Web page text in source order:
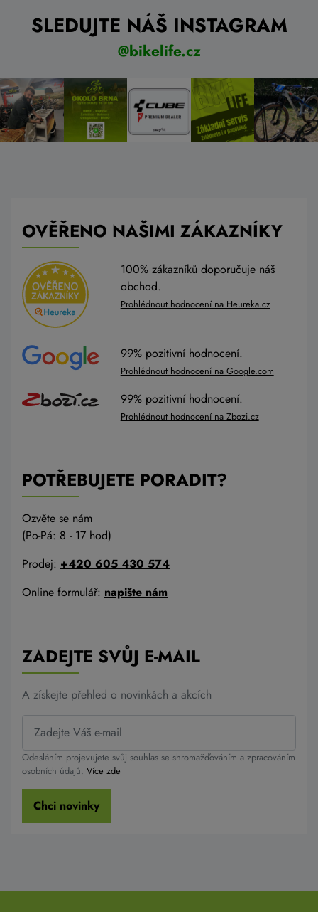
SLEDUJTE NÁŠ INSTAGRAM
@bikelife.cz
OVĚŘENO NAŠIMI ZÁKAZNÍKY
100% zákazníků doporučuje náš
obchod.
Prohlédnout hodnocení na Heureka.cz
99% pozitivní hodnocení.
Prohlédnout hodnocení na Google.com
99% pozitivní hodnocení.
Prohlédnout hodnocení na Zbozi.cz
POTŘEBUJETE PORADIT?
Ozvěte se nám
(Po-Pá: 8 - 17 hod)
Prodej: +420 605 430 574
Online formulář: napište nám
ZADEJTE SVŮJ E-MAIL
A získejte přehled o novinkách a akcích
Odesláním projevujete svůj souhlas se shromažďováním a zpracováním
osobních údajů. Více zde
Chci novinky